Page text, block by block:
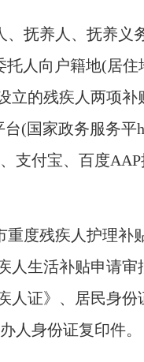
、抚养人、抚养义
托人向户籍地(居住
立的残疾人两项补
台(国家政务服务平
支付宝、百度AAP
重度残疾人护理补
人生活补贴申请审
人证》、居民身份
人身份证复印件。